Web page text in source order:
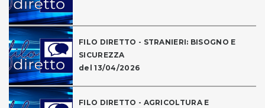
FILO DIRETTO - STRANIERI: BISOGNO E
SICUREZZA
del 13/04/2026
FILO DIRETTO - AGRICOLTURA E